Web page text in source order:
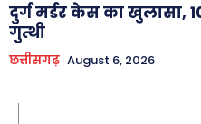
दुर्ग मर्डर केस का खुलासा,
गुत्थी
छत्तीसगढ़ August 6, 2026